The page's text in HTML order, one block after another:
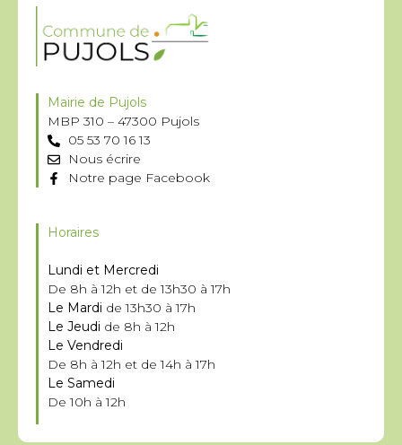
Mairie de Pujols
MBP 310 – 47300 Pujols
05 53 70 16 13
Nous écrire
Notre page Facebook
Horaires
Lundi et Mercredi
De 8h à 12h et de 13h30 à 17h
Le Mardi de 13h30 à 17h
Le Jeudi de 8h à 12h
Le Vendredi
De 8h à 12h et de 14h à 17h
Le Samedi
De 10h à 12h